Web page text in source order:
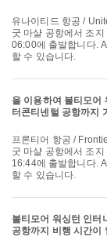
유나이티드 항공 / United Airlines을 이용해 볼티모어 워싱턴 인터나티오널 써
굿 마샬 공항에서 조
06:00에 출발합니다.
할 수 있습니다.
을 이용하여 볼티모어
터콘티넨털 공항까지
프론티어 항공 / Frontier Airlines을 이용해 볼티모어 워싱턴 인터나티오널 써
굿 마샬 공항에서 조
16:44에 출발합니다.
할 수 있습니다.
볼티모어 워싱턴 인터
공항까지 비행 시간이